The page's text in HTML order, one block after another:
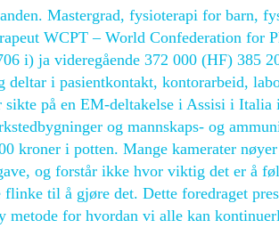
Mastergrad, fysioterapi for barn,
WCPT – World Confederation for
i) ja videregående 372 000 (HF) 385
deltar i pasientkontakt, kontorarbeid,
på en EM-deltakelse i Assisi i
og mannskaps- og
kroner i potten. Mange kamerater
og forstår ikke hvor viktig det er å
til å gjøre det. Dette foredraget
metode for hvordan vi alle kan